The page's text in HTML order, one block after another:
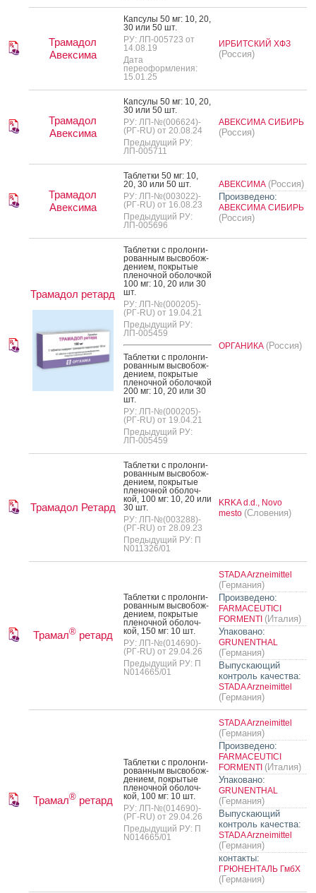
Трамадол
Авексима
Кап­су­лы 50 мг: 10, 20,
30 или 50 шт.
РУ: ЛП-005723 от
14.08.19
Дата
переоформления:
15.01.25
ИРБИТСКИЙ ХФЗ
(Россия)
Трамадол
Авексима
Кап­су­лы 50 мг: 10, 20,
30 или 50 шт.
РУ: ЛП-№(006624)-
(РГ-RU) от 20.08.24
Предыдущий РУ:
ЛП-005711
АВЕКСИМА СИБИРЬ
(Россия)
Трамадол
Авексима
Таб­летки 50 мг: 10,
20, 30 или 50 шт.
РУ: ЛП-№(003022)-
(РГ-RU) от 16.08.23
Предыдущий РУ:
ЛП-005696
АВЕКСИМА (Россия)
Произведено:
АВЕКСИМА СИБИРЬ
(Россия)
Трамадол ретард
Таб­летки с про­лон­ги­
рован­ным выс­во­бож­
де­ни­ем, пок­ры­тые
пле­ноч­ной обо­лоч­кой
100 мг: 10, 20 или 30
шт.
РУ: ЛП-№(000205)-
(РГ-RU) от 19.04.21
Предыдущий РУ:
ЛП-005459
Таб­летки с про­лон­ги­
рован­ным выс­во­бож­
де­ни­ем, пок­ры­тые
пле­ноч­ной обо­лоч­кой
200 мг: 10, 20 или 30
шт.
РУ: ЛП-№(000205)-
(РГ-RU) от 19.04.21
Предыдущий РУ:
ЛП-005459
ОРГАНИКА (Россия)
Трамадол Ретард
Таб­летки с про­лон­ги­
рован­ным выс­во­бож­
де­ни­ем, пок­ры­тые
пле­ноч­ной обо­лоч­
кой, 100 мг: 10, 20 или
30 шт.
РУ: ЛП-№(003288)-
(РГ-RU) от 28.09.23
Предыдущий РУ: П
N011326/01
KRKA d.d., Novo
mesto (Словения)
Трамал®ретард
Таб­летки с про­лон­ги­
рован­ным выс­во­бож­
де­ни­ем, пок­ры­тые
пле­ноч­ной обо­лоч­
кой, 150 мг: 10 шт.
РУ: ЛП-№(014690)-
(РГ-RU) от 29.04.26
Предыдущий РУ: П
N014665/01
STADA Arzneimittel
(Германия)
Произведено:
FARMACEUTICI
FORMENTI (Италия)
Упаковано:
GRUNENTHAL
(Германия)
Выпускающий
контроль качества:
STADA Arzneimittel
(Германия)
Трамал®ретард
Таб­летки с про­лон­ги­
рован­ным выс­во­бож­
де­ни­ем, пок­ры­тые
пле­ноч­ной обо­лоч­
кой, 100 мг: 10 шт.
РУ: ЛП-№(014690)-
(РГ-RU) от 29.04.26
Предыдущий РУ: П
N014665/01
STADA Arzneimittel
(Германия)
Произведено:
FARMACEUTICI
FORMENTI (Италия)
Упаковано:
GRUNENTHAL
(Германия)
Выпускающий
контроль качества:
STADA Arzneimittel
(Германия)
контакты:
ГРЮНЕНТАЛЬ ГмбХ
(Германия)